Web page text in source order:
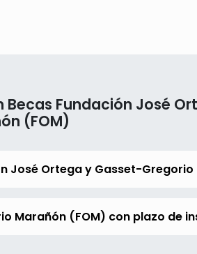
Fundación José
(FOM)
José Ortega y Gasset-Gregorio
Marañón (FOM) con plazo de